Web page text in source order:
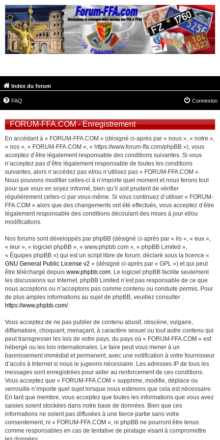
Index du forum
FAQ Connexion
FORUM-FFA.COM - Enregistrement
En accédant à « FORUM-FFA.COM » (désigné ci-après par « nous », « notre »,
« nos », « FORUM-FFA.COM », « https://www.forum-ffa.com/phpBB »), vous
acceptez d’être légalement responsable des conditions suivantes. Si vous
n’acceptez pas d’être légalement responsable de toutes les conditions
suivantes, alors n’accédez pas et/ou n’utilisez pas « FORUM-FFA.COM ».
Nous pouvons modifier celles-ci à n’importe quel moment et nous ferons tout
pour que vous en soyez informé, bien qu’il soit prudent de vérifier
régulièrement celles-ci par vous-même. Si vous continuez d’utiliser « FORUM-
FFA.COM » alors que des changements ont été effectués, vous acceptez d’être
légalement responsable des conditions découlant des mises à jour et/ou
modifications.
Nos forums sont développés par phpBB (désigné ci-après par « ils », « eux »,
« leur », « logiciel phpBB », « www.phpbb.com », « phpBB Limited »,
« Équipes phpBB ») qui est un script libre de forum, déclaré sous la licence «
GNU General Public License v2 » (désigné ci-après par « GPL ») et qui peut
être téléchargé depuis www.phpbb.com . Le logiciel phpBB facilite seulement
les discussions sur Internet. phpBB Limited n’est pas responsable de ce que
nous acceptons ou n’acceptons pas comme contenu ou conduite permis. Pour
de plus amples informations au sujet de phpBB, veuillez consulter :
https://www.phpbb.com/.
Vous acceptez de ne pas publier de contenu abusif, obscène, vulgaire,
diffamatoire, choquant, menaçant, à caractère sexuel ou tout autre contenu qui
peut transgresser les lois de votre pays, du pays où « FORUM-FFA.COM » est
hébergé ou les lois internationales. Le faire peut vous mener à un
bannissement immédiat et permanent, avec une notification à votre fournisseur
d’accès à Internet si nous le jugeons nécessaire. Les adresses IP de tous les
messages sont enregistrées pour aider au renforcement de ces conditions.
Vous acceptez que « FORUM-FFA.COM » supprime, modifie, déplace ou
verrouille n’importe quel sujet lorsque nous estimons que cela est nécessaire.
En tant que membre, vous acceptez que toutes les informations que vous avez
saisies soient stockées dans notre base de données. Bien que ces
informations ne soient pas diffusées à une tierce partie sans votre
consentement, ni « FORUM-FFA.COM », ni phpBB ne pourront être tenus
comme responsables en cas de tentative de piratage visant à compromettre